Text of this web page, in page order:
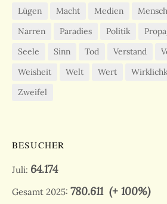
Lügen
Macht Medien
Narren
Paradies Politik
Seele
Sinn Tod Verstand
Weisheit
Welt Wert
Zweifel
BESUCHER
Juli: 64.174
Gesamt 2025: 780.611(+ 100%)